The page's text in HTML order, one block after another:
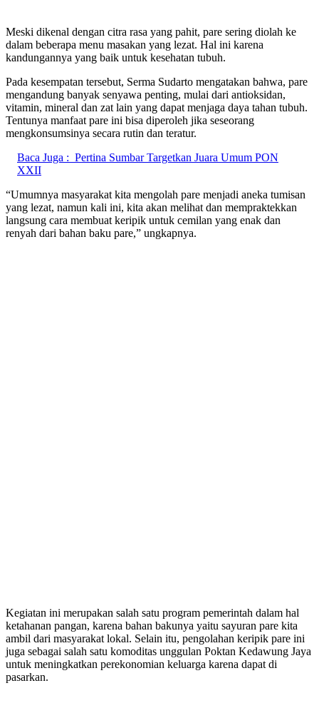
Meski dikenal dengan citra rasa yang pahit, pare sering diolah ke
dalam beberapa menu masakan yang lezat. Hal ini karena
kandungannya yang baik untuk kesehatan tubuh.
Pada kesempatan tersebut, Serma Sudarto mengatakan bahwa, pare
mengandung banyak senyawa penting, mulai dari antioksidan,
vitamin, mineral dan zat lain yang dapat menjaga daya tahan tubuh.
Tentunya manfaat pare ini bisa diperoleh jika seseorang
mengkonsumsinya secara rutin dan teratur.
Baca Juga : Pertina Sumbar Targetkan Juara Umum PON
XXII
“Umumnya masyarakat kita mengolah pare menjadi aneka tumisan
yang lezat, namun kali ini, kita akan melihat dan mempraktekkan
langsung cara membuat keripik untuk cemilan yang enak dan
renyah dari bahan baku pare,” ungkapnya.
Kegiatan ini merupakan salah satu program pemerintah dalam hal
ketahanan pangan, karena bahan bakunya yaitu sayuran pare kita
ambil dari masyarakat lokal. Selain itu, pengolahan keripik pare ini
juga sebagai salah satu komoditas unggulan Poktan Kedawung Jaya
untuk meningkatkan perekonomian keluarga karena dapat di
pasarkan.